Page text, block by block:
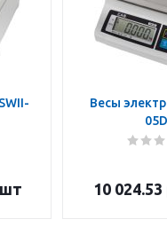
Весы
10 024.53